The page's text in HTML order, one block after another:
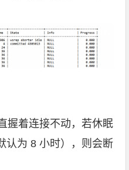
握着连接不动，若休眠
认为 8 小时），则会断